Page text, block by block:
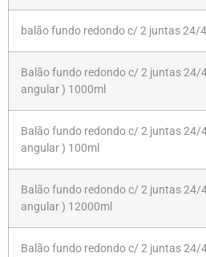
balão fundo redondo c/ 2 juntas 24/
Balão fundo redondo c/ 2 juntas 24/
angular ) 1000ml
Balão fundo redondo c/ 2 juntas 24/
angular ) 100ml
Balão fundo redondo c/ 2 juntas 24/
angular ) 12000ml
Balão fundo redondo c/ 2 juntas 24/